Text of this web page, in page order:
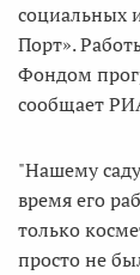
социальных
Порт».
Фондом
сообщает
"Нашему
время его
только
просто не